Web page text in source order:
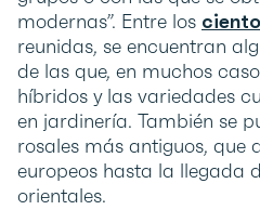
modernas”. Entre los
reunidas, se encuentran
de las que, en muchos
híbridos y las variedades
en jardinería. También se
rosales más antiguos, que
europeos hasta la llegada
orientales.